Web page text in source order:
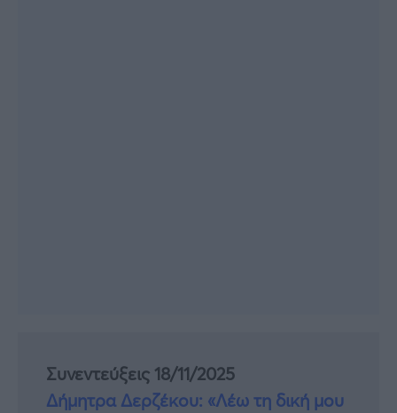
Συνεντεύξεις 18/11/2025
Δήμητρα Δερζέκου: «Λέω τη δική μου